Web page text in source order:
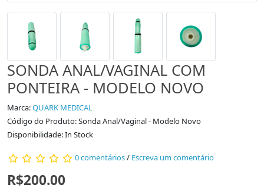
SONDA ANAL/VAGINAL COM
PONTEIRA - MODELO NOVO
Marca:QUARK MEDICAL
Código do Produto: Sonda Anal/Vaginal - Modelo Novo
Disponibilidade: In Stock
0 comentários/ Escreva um comentário
R$200.00